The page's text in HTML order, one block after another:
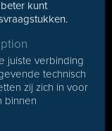
kunt
juiste verbinding
technisch
zij zich in voor
binnen